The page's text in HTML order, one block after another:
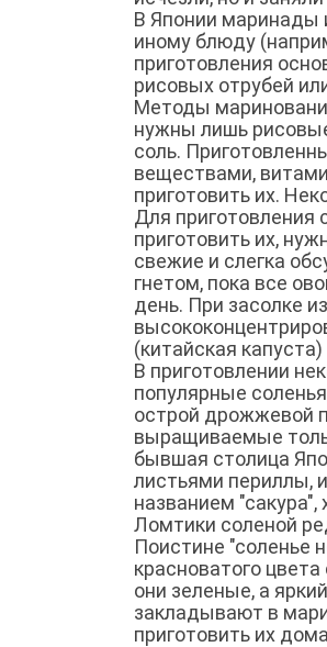
В Японии маринады
иному блюду
приготовления
рисовых отрубей
Методы
нужны лишь
соль.
веществами,
приготовить их.
Для приготовления
приготовить их,
свежие и слегка
гнетом, пока все
день. При засолке
(китайская
В приготовлении
популярные
острой дрожжевой
выращиваемые
бывшая столица
листьями периллы,
названием
Ломтики соленой
Поистине "соленье
красноватого
они зеленые, а
закладывают в
приготовить их